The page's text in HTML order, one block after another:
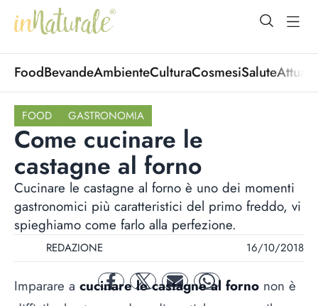
open
FoodBevandeAmbienteCulturaCosmesiSalute
FOOD GASTRONOMIA
Come cucinare le
castagne al forno
Cucinare le castagne al forno è uno dei momenti
gastronomici più caratteristici del primo freddo, vi
spieghiamo come farlo alla perfezione.
REDAZIONE 16/10/2018
facebooktwitter mail whatsapp
Imparare a cucinare le castagne al forno non è